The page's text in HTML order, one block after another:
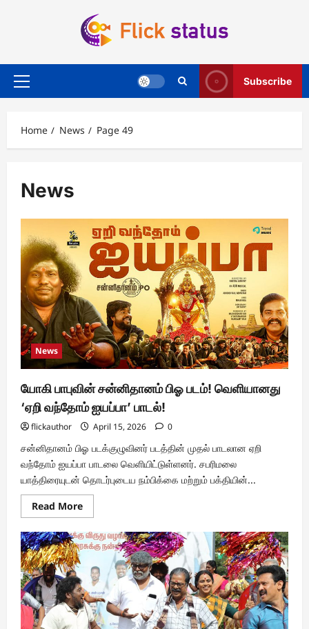
Primary
Subscribe
Home News Page 49
News
News
யோகி பாபுவின் சன்னிதானம் பிஓ படம்! வெளியானது
‘ஏறி வந்தோம் ஐயப்பா’ பாடல்!
flickauthor April 15, 2026 0
சன்னிதானம் பிஓ படக்குழுவினர் படத்தின் முதல் பாடலான ஏறி
வந்தோம் ஐயப்பா பாடலை வெளியிட்டுள்ளனர். சபரிமலை
யாத்திரையுடன் தொடர்புடைய நம்பிக்கை மற்றும் பக்தியின்...
Read MoreRead
more
யோகி
பாபுவின்
சன்னிதானம்
பிஓ
படம்!
வெளியானது
‘ஏறி
வந்தோம்
ஐயப்பா’
பாடல்!